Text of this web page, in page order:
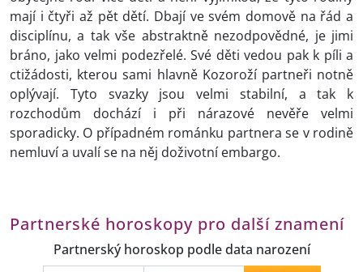
mají i čtyři až pět dětí. Dbají ve svém domově na řád a
disciplínu, a tak vše abstraktně nezodpovědné, je jimi
bráno, jako velmi podezřelé. Své děti vedou pak k píli a
ctižádosti, kterou sami hlavně Kozoroží partneři notně
oplývají. Tyto svazky jsou velmi stabilní, a tak k
rozchodům dochází i při nárazové nevěře velmi
sporadicky. O případném románku partnera se v rodině
nemluví a uvalí se na něj doživotní embargo.
Partnerské horoskopy pro další znamení
Partnerský horoskop podle data narození